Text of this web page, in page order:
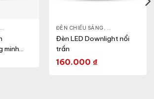
ĐÈN LED DOWNLIGHT,THIẾT BỊ CHIẾU SÁNG
minh
ĐÈN CHIẾU SÁNG ,
Đèn LED Downlight nổi
trần
160.000 ₫